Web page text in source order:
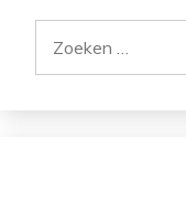
naar: